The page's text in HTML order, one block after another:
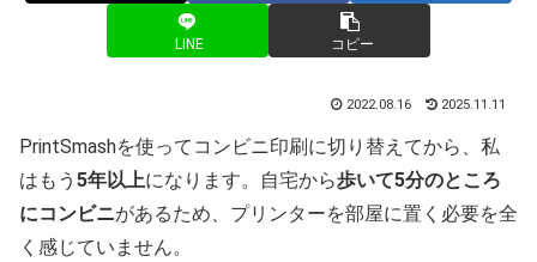
LINE コピー
2022.08.16 2025.11.11
PrintSmashを使ってコンビニ印刷に切り替えてから、私
はもう 5年以上になります。自宅から歩いて5分のところ
にコンビニがあるため、プリンターを部屋に置く必要を全
く感じていません。